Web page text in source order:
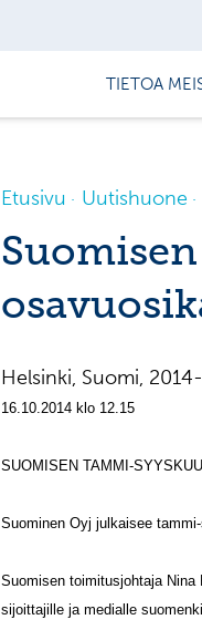
TIETOA
Etusivu Uutishuone
Helsinki, Suomi,
16.10.2014 klo 12.15
SUOMISEN TAMMI-
Suominen Oyj julkaisee
Suomisen toimitusjohtaja
sijoittajille ja medialle